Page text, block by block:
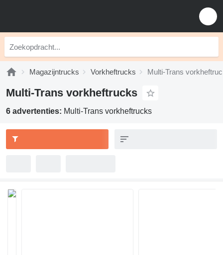
Magazijntrucks Vorkheftrucks Multi-Trans
Multi-Trans vorkheftrucks
6 advertenties: Multi-Trans vorkheftrucks